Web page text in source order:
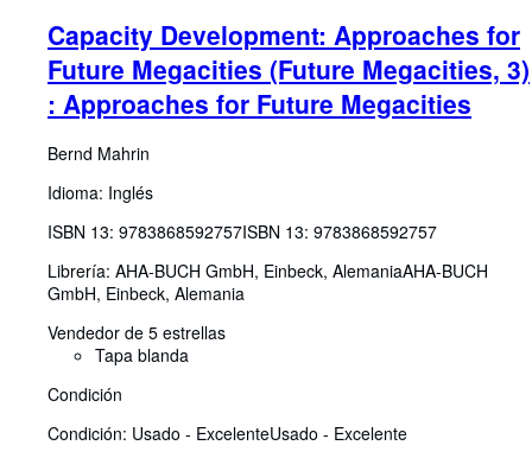
Capacity Development: Approaches for
Future Megacities (Future Megacities, 3)
: Approaches for Future Megacities
Bernd Mahrin
Idioma: Inglés
ISBN 13: 9783868592757ISBN 13: 9783868592757
Librería: AHA-BUCH GmbH, Einbeck, AlemaniaAHA-BUCH
GmbH, Einbeck, Alemania
Vendedor de 5 estrellas
Tapa blanda
Condición
Condición: Usado - ExcelenteUsado - Excelente